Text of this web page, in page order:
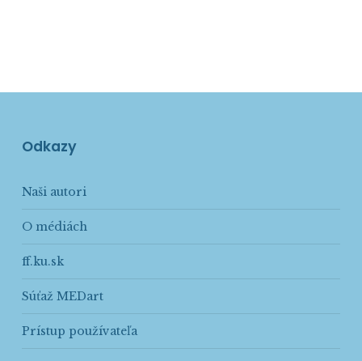
Odkazy
Naši autori
O médiách
ff.ku.sk
Súťaž MEDart
Prístup používateľa